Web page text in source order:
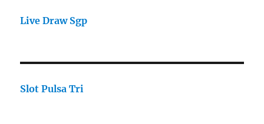
Live Draw Sgp
Slot Pulsa Tri